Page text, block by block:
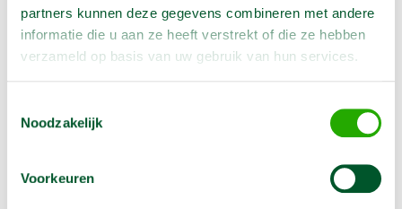
partners kunnen deze gegevens combineren met andere
informatie die u aan ze heeft verstrekt of die ze hebben
verzameld op basis van uw gebruik van hun services.
Noodzakelijk
Voorkeuren
Artikelnummer
1400106
100 cm
Omschrijving